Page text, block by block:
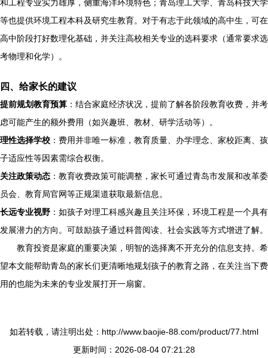
和工程专业实力雄厚，侧重海洋环境特色；青岛理工大学、青岛科技大学
等也提供环境工程本科及研究生教育。对于有志于此领域的高中生，可在
高中阶段打好数理化基础，并关注高校相关专业的选科要求（通常要求选
考物理和化学）。
四、给家长的建议
提前规划教育预算 ：结合家庭经济状况，提前了解各阶段教育收费，并考
虑可能产生的额外费用（如兴趣班、教材、研学活动等）。
理性选择学校 ：费用并非唯一标准，教育质量、办学理念、家校距离、孩
子适应性等因素需综合权衡。
关注政策动态 ：教育收费政策可能调整，家长可通过青岛市发展和改革委
员会、教育局官网等正规渠道获取最新信息。
长远专业视野 ：如孩子对理工科感兴趣且关注环保，环境工程是一个具有
发展潜力的方向。可鼓励孩子通过科普阅读、社会实践等方式增进了解。
教育投资是家庭的重要决策，明智的选择离不开充分的信息支持。希
望本文能帮助青岛的家长们更清晰地规划孩子的教育之路，在关注当下费
用的也能为未来的专业发展打开一扇窗。
如若转载，请注明出处：http://www.baojie-88.com/product/77.html
更新时间：2026-08-04 07:21:28